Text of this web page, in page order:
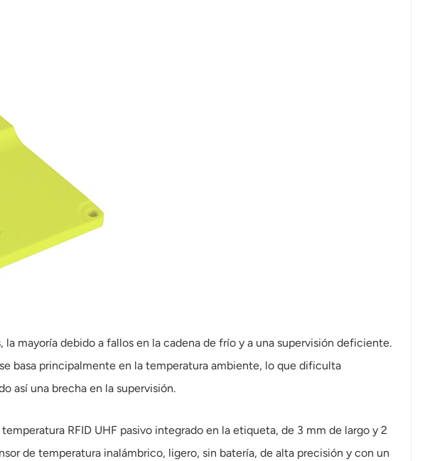
mayoría debido a fallos en la cadena de frío y a una supervisión deficiente.
basa principalmente en la temperatura ambiente, lo que dificulta
así una brecha en la supervisión.
RFID UHF pasivo integrado en la etiqueta, de 3 mm de largo y 2
de temperatura inalámbrico, ligero, sin batería, de alta precisión y con un